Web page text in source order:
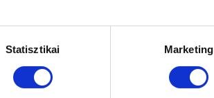
Statisztikai Marketing